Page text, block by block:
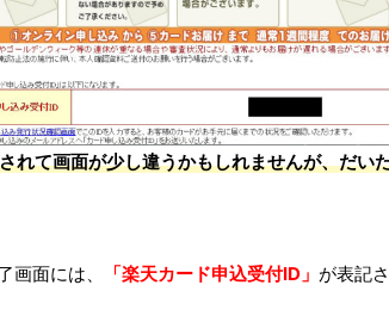
れて画面が少し違うかもしれませんが、だい
画面には、 「楽天カード申込受付ID」 が表記